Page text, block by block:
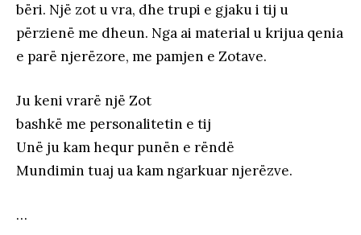
bëri. Një zot u vra, dhe trupi e gjaku i tij u
përzienë me dheun. Nga ai material u krijua qenia
e parë njerëzore, me pamjen e Zotave.
Ju keni vrarë një Zot
bashkë me personalitetin e tij
Unë ju kam hequr punën e rëndë
Mundimin tuaj ua kam ngarkuar njerëzve.
…